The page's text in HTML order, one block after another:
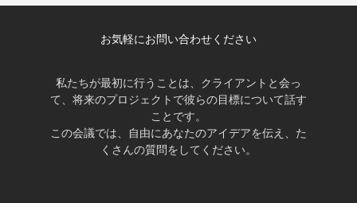
お気軽にお問い合わせください
私たちが最初に行うことは、クライアントと会っ
て、将来のプロジェクトで彼らの目標について話す
ことです。
この会議では、自由にあなたのアイデアを伝え、た
くさんの質問をしてください。